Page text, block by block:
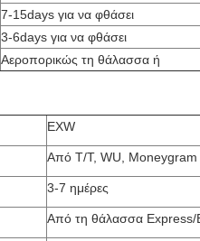
7-15days για να φθάσει
3-6days για να φθάσει
Αεροπορικώς τη θάλασσα ή
EXW
Από T/T, WU, Moneygram
3-7 ημέρες
Από τη θάλασσα Express/